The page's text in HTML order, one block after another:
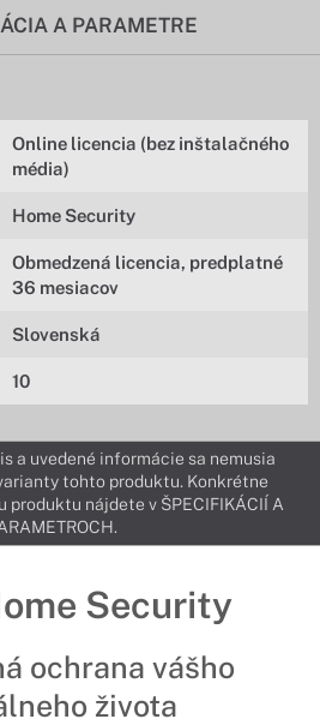
A PARAMETRE
Online licencia (bez inštalačného
média)
Home Security
Obmedzená licencia, predplatné
36 mesiacov
Slovenská
10
a uvedené informácie sa nemusia
tohto produktu. Konkrétne
produktu nájdete v ŠPECIFIKÁCIÍ A
Security
ochrana vášho
života